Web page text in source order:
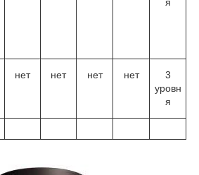
я
нет нет нет нет
3
уровн
я